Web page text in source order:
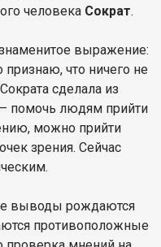
человека Сократ.
выражение:
что ничего не
сделала из
помочь людям прийти
можно прийти
зрения. Сейчас
выводы рождаются
противоположные